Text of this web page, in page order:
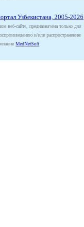
Узбекистана, 2005-2026
веб-сайте, предназначена только для
и/или распространению
MedNetSoft